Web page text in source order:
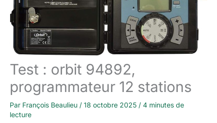
Test : orbit 94892,
programmateur 12 stations
Par François Beaulieu / 18 octobre 2025 / 4 minutes de
lecture